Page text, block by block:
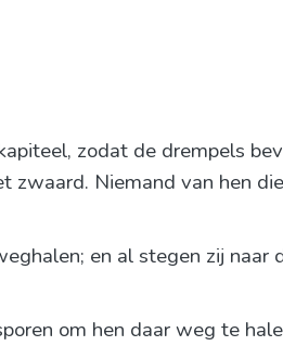
zodat de drempels
Niemand van hen
en al stegen zij naar
om hen daar weg te